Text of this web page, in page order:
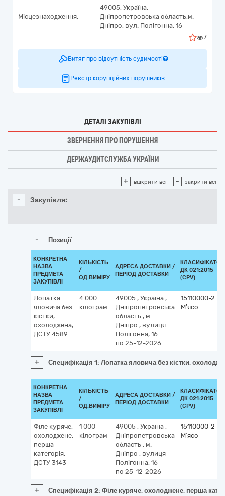
Місцезнаходження:
49005, Україна,
Дніпропетровська область,м.
Дніпро, вул. Полігонна, 16
7
Витяг про відсутність судимості
Реєстр корупційних порушників
ДЕТАЛІ ЗАКУПІВЛІ
ЗВЕРНЕННЯ ПРО ПОРУШЕННЯ
ДЕРЖАУДИТСЛУЖБА УКРАЇНИ
+ відкрити всі - закрити всі
- Закупівля:
- Позиції
КОНКРЕТНА
НАЗВА
ПРЕДМЕТА
ЗАКУПІВЛІ
КІЛЬКІСТЬ
/
ОД.ВИМІРУ
АДРЕСА ДОСТАВКИ /
ПЕРІОД ДОСТАВКИ
КЛАСИФІКАТОР
ДК 021:2015
(CPV)
Лопатка
яловича без
кістки,
охолоджена,
ДСТУ 4589
4 000
кілограм
49005 , Україна ,
Дніпропетровська
область , м.
Дніпро , вулиця
Полігонна, 16
по 25-12-2026
15110000-2
М’ясо
+ Специфікація 1: Лопатка яловича без кістки,
КОНКРЕТНА
НАЗВА
ПРЕДМЕТА
ЗАКУПІВЛІ
КІЛЬКІСТЬ
/
ОД.ВИМІРУ
АДРЕСА ДОСТАВКИ /
ПЕРІОД ДОСТАВКИ
КЛАСИФІКАТОР
ДК 021:2015
(CPV)
Філе куряче,
охолоджене,
перша
категорія,
ДСТУ 3143
1 000
кілограм
49005 , Україна ,
Дніпропетровська
область , м.
Дніпро , вулиця
Полігонна, 16
по 25-12-2026
15110000-2
М’ясо
+ Специфікація 2: Філе куряче, охолоджене, перша